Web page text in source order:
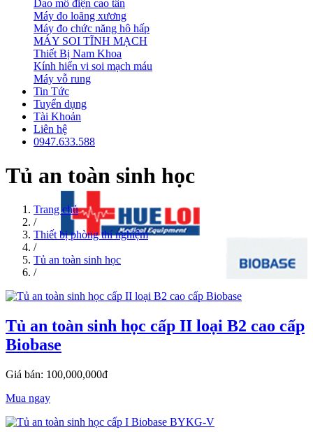
Dao mổ điện cao tần
Máy đo loãng xương
Máy đo chức năng hô hấp
MÁY SOI TĨNH MẠCH
Thiết Bị Nam Khoa
Kính hiển vi soi mạch máu
Máy vỗ rung
Tin Tức
Tuyển dụng
Tài Khoản
Liên hệ
0947.633.588
Tủ an toàn sinh học
Trang chủ
/
Thiết bị phòng thí nghiệm
/
Tủ an toàn sinh học
/
Tủ an toàn sinh học cấp II loại B2 cao cấp
Biobase
Giá bán: 100,000,000đ
Mua ngay